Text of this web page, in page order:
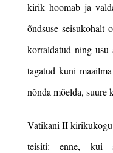
kirik hoomab ja
õndsuse
korraldatud ning
tagatud kuni
nõnda mõelda, suure
Vatikani II kirikukogu
teisiti: enne, kui